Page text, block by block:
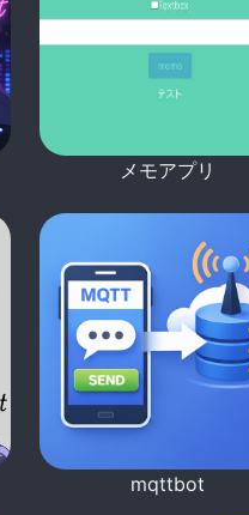
メモアプリ
mqttbot